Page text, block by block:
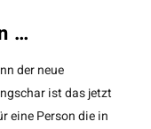
…
der neue
ist das jetzt
eine Person die in